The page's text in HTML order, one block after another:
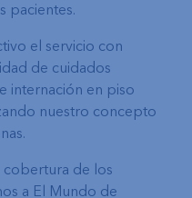
pacientes.
el servicio con
de cuidados
internación en piso
nuestro concepto
cobertura de los
a El Mundo de